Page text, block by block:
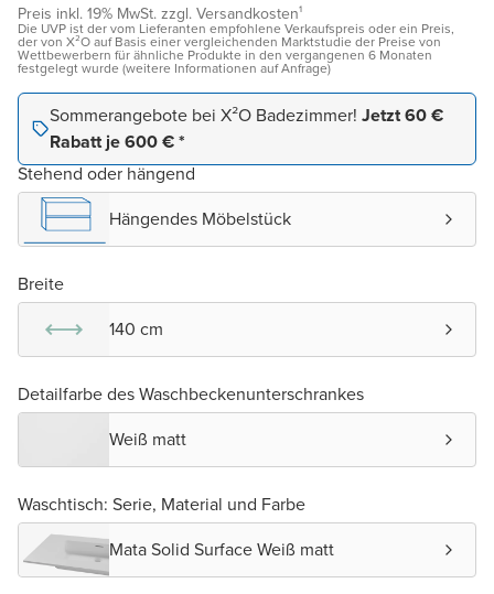
Preis inkl. 19% MwSt. zzgl. Versandkosten¹
Die UVP ist der vom Lieferanten empfohlene Verkaufspreis oder ein Preis,
der von X²O auf Basis einer vergleichenden Marktstudie der Preise von
Wettbewerbern für ähnliche Produkte in den vergangenen 6 Monaten
festgelegt wurde (weitere Informationen auf Anfrage)
Sommerangebote bei X²O Badezimmer! Jetzt 60 €
Rabatt je 600 € *
Stehend oder hängend
Hängendes Möbelstück
Breite
140 cm
Detailfarbe des Waschbeckenunterschrankes
Weiß matt
Waschtisch: Serie, Material und Farbe
Mata Solid Surface Weiß matt